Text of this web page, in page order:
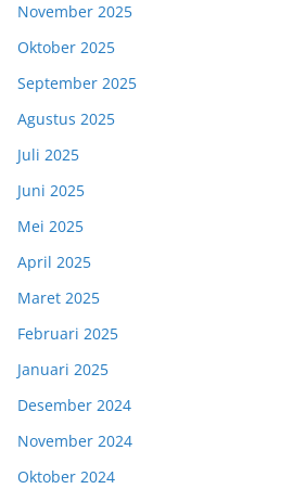
November 2025
Oktober 2025
September 2025
Agustus 2025
Juli 2025
Juni 2025
Mei 2025
April 2025
Maret 2025
Februari 2025
Januari 2025
Desember 2024
November 2024
Oktober 2024